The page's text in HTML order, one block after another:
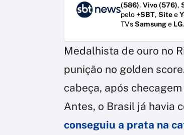
(586), Vivo (576),
pelo+SBT, Sitee
TVsSamsunge LG.
Medalhista de ouro no
punição no golden
cabeça, após
Antes, o Brasil já havia
conseguiu a prata na